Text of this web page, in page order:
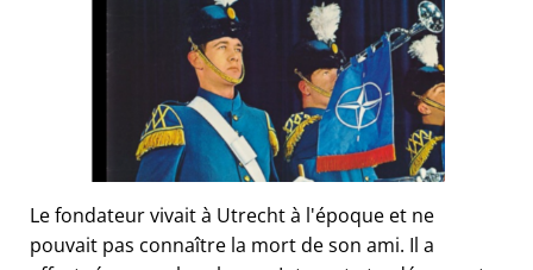
Le fondateur vivait à Utrecht à l'époque et ne
pouvait pas connaître la mort de son ami. Il a